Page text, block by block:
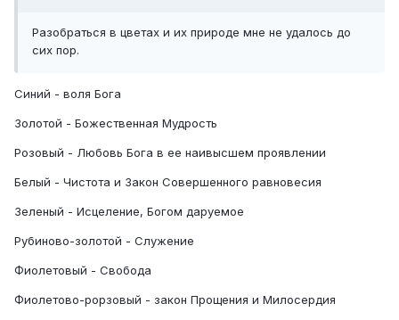
Разобраться в цветах и их природе мне не удалось до
сих пор.
Синий - воля Бога
Золотой - Божественная Мудрость
Розовый - Любовь Бога в ее наивысшем проявлении
Белый - Чистота и Закон Совершенного равновесия
Зеленый - Исцеление, Богом даруемое
Рубиново-золотой - Служение
Фиолетовый - Свобода
Фиолетово-рорзовый - закон Прощения и Милосердия